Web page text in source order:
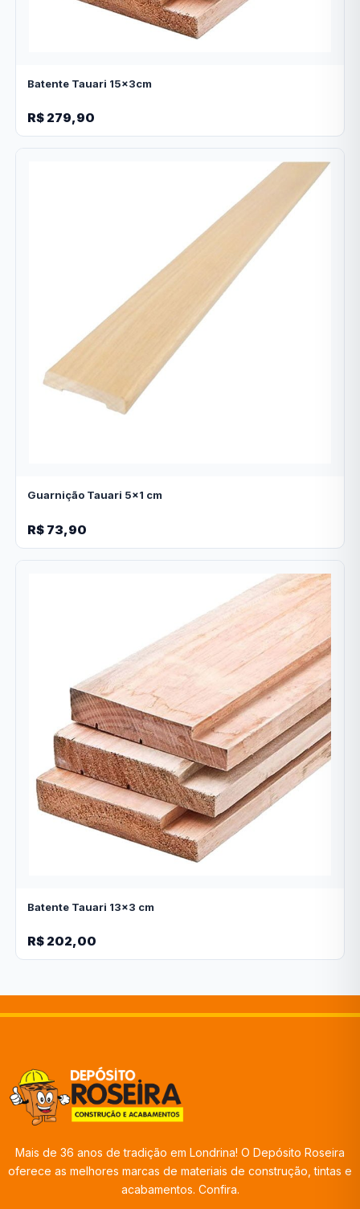
Batente Tauari 15x3cm
R$ 279,90
Guarnição Tauari 5x1 cm
R$ 73,90
Batente Tauari 13x3 cm
R$ 202,00
Mais de 36 anos de tradição em Londrina! O Depósito Roseira
oferece as melhores marcas de materiais de construção, tintas e
acabamentos. Confira.